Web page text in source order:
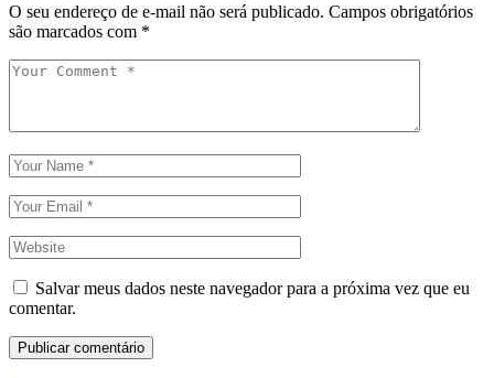
O seu endereço de e-mail não será publicado. Campos obrigatórios
são marcados com *
Salvar meus dados neste navegador para a próxima vez que eu
comentar.
Publicar comentário